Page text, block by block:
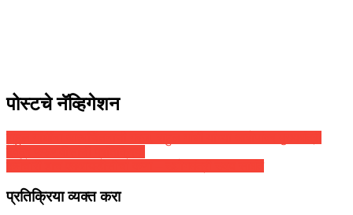
पोस्टचे नॅव्हिगेशन
प्रतिक्रिया व्यक्त करा